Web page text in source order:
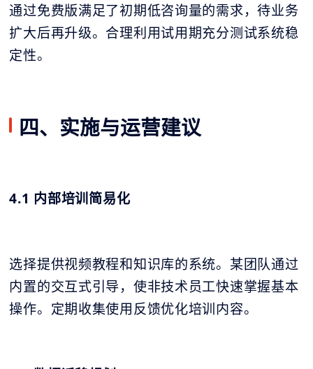
通过免费版满足了初期低咨询量的需求，待业务
扩大后再升级。合理利用试用期充分测试系统稳
定性。
四、实施与运营建议
4.1 内部培训简易化
选择提供视频教程和知识库的系统。某团队通过
内置的交互式引导，使非技术员工快速掌握基本
操作。定期收集使用反馈优化培训内容。